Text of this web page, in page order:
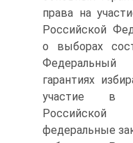
права на
Российской
о выборах
гарантиях
участие в
федеральные